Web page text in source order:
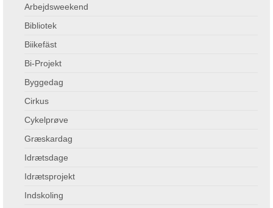
Arbejdsweekend
Bibliotek
Biikefäst
Bi-Projekt
Byggedag
Cirkus
Cykelprøve
Græskardag
Idrætsdage
Idrætsprojekt
Indskoling